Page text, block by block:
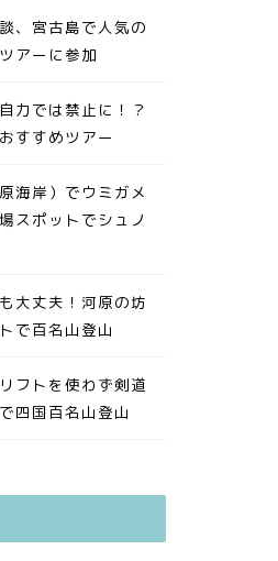
、宮古島で人気の
アーに参加
力では禁止に！？
すすめツアー
海岸）でウミガメ
スポットでシュノ
大丈夫！河原の坊
で百名山登山
フトを使わず剣道
四国百名山登山